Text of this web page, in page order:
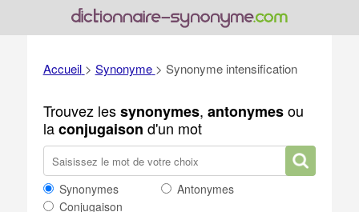
Accueil > Synonyme > Synonyme intensification
Trouvez lessynonymes, antonymesou
laconjugaison d'un mot
Synonymes
Antonymes
Conjugaison